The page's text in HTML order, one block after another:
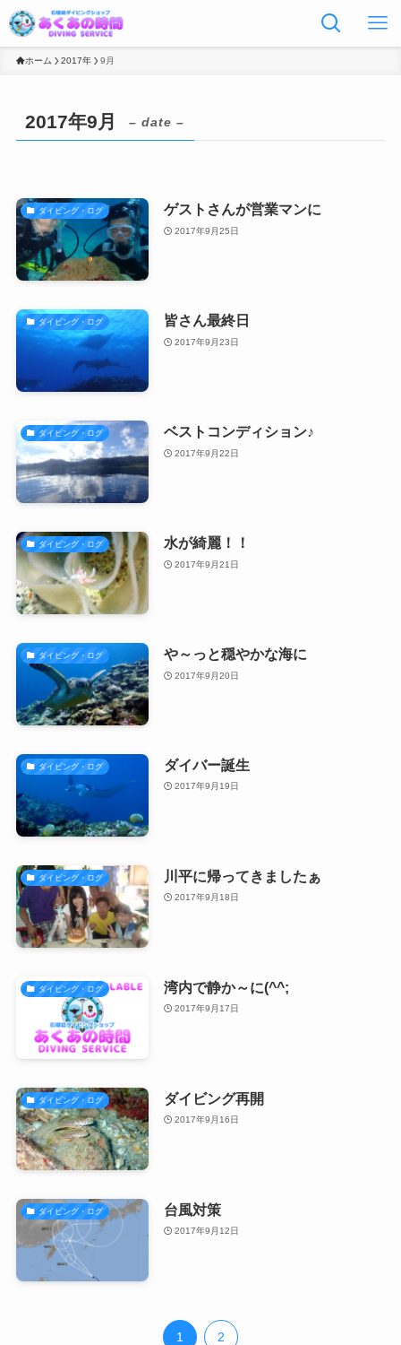
ホーム 2017年 9月
2017年9月 – date –
ダイビング・ログ ゲストさんが営業マンに
2017年9月25日
ダイビング・ログ 皆さん最終日
2017年9月23日
ダイビング・ログ ベストコンディション♪
2017年9月22日
ダイビング・ログ 水が綺麗！！
2017年9月21日
ダイビング・ログ や～っと穏やかな海に
2017年9月20日
ダイビング・ログ ダイバー誕生
2017年9月19日
ダイビング・ログ 川平に帰ってきましたぁ
2017年9月18日
ダイビング・ログ 湾内で静か～に(^^;
2017年9月17日
ダイビング・ログ ダイビング再開
2017年9月16日
ダイビング・ログ 台風対策
2017年9月12日
1 2